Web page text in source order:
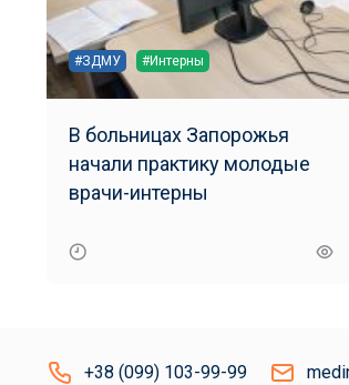
#ЗДМУ #Интерны
В больницах Запорожья
начали практику молодые
врачи-интерны
+38 (099) 103-99-99